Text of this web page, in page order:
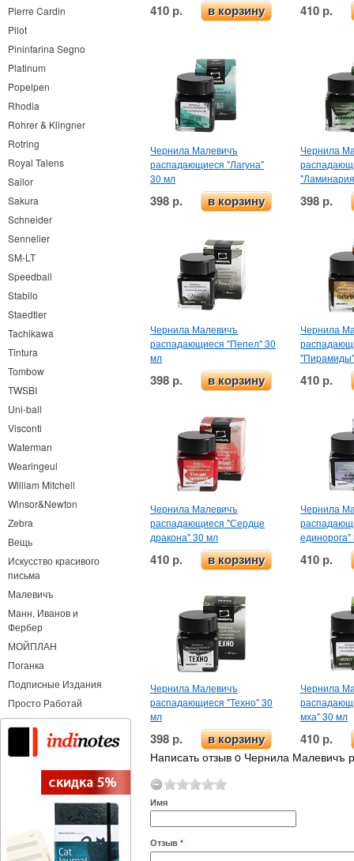
Pierre Cardin
Pilot
Pininfarina Segno
Platinum
Popelpen
Rhodia
Rohrer & Klingner
Rotring
Royal Talens
Sailor
Sakura
Schneider
Sennelier
SM-LT
Speedball
Stabilo
Staedtler
Tachikawa
Tintura
Tombow
TWSBI
Uni-ball
Visconti
Waterman
Wearingeul
William Mitchell
Winsor&Newton
Zebra
Вещь
Искусство красивого
письма
Малевичъ
Манн, Иванов и
Фербер
МОЙПЛАН
Поганка
Подписные Издания
Просто Работай
410 р. в корзину 410 р.
Чернила Малевичъ
распадающиеся "Лагуна"
30 мл
398 р. в корзину
Чернила
398 р.
Чернила Малевичъ
распадающиеся "Пепел" 30
мл
398 р. в корзину
Чернила
410 р.
Чернила Малевичъ
распадающиеся "Сердце
дракона" 30 мл
410 р. в корзину
Чернила
410 р.
Чернила Малевичъ
распадающиеся "Техно" 30
мл
398 р. в корзину
Чернила
мха" 30 мл
410 р.
Написать отзыв o Чернила
Имя
Отзыв *